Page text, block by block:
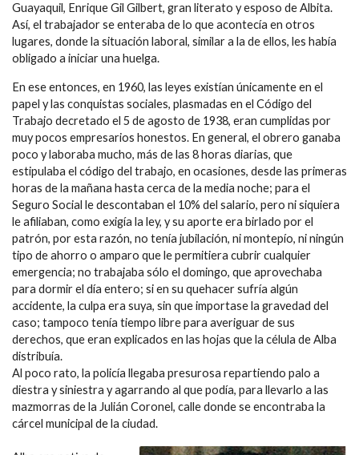
Guayaquil, Enrique Gil Gilbert, gran literato y esposo de Albita.
Así, el trabajador se enteraba de lo que acontecía en otros
lugares, donde la situación laboral, similar a la de ellos, les había
obligado a iniciar una huelga.
En ese entonces, en 1960, las leyes existían únicamente en el
papel y las conquistas sociales, plasmadas en el Código del
Trabajo decretado el 5 de agosto de 1938, eran cumplidas por
muy pocos empresarios honestos. En general, el obrero ganaba
poco y laboraba mucho, más de las 8 horas diarias, que
estipulaba el código del trabajo, en ocasiones, desde las primeras
horas de la mañana hasta cerca de la media noche; para el
Seguro Social le descontaban el 10% del salario, pero ni siquiera
le afiliaban, como exigía la ley, y su aporte era birlado por el
patrón, por esta razón, no tenía jubilación, ni montepío, ni ningún
tipo de ahorro o amparo que le permitiera cubrir cualquier
emergencia; no trabajaba sólo el domingo, que aprovechaba
para dormir el día entero; si en su quehacer sufría algún
accidente, la culpa era suya, sin que importase la gravedad del
caso; tampoco tenía tiempo libre para averiguar de sus
derechos, que eran explicados en las hojas que la célula de Alba
distribuía.
Al poco rato, la policía llegaba presurosa repartiendo palo a
diestra y siniestra y agarrando al que podía, para llevarlo a las
mazmorras de la Julián Coronel, calle donde se encontraba la
cárcel municipal de la ciudad.